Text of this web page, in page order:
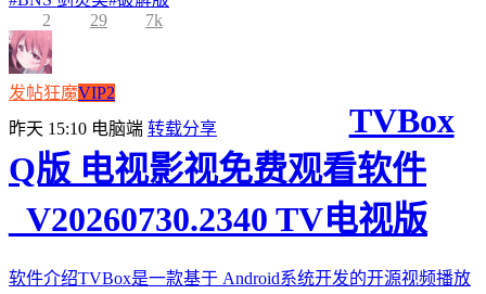
2
29 7k
发帖狂魔VIP2
昨天 15:10 电脑端 转载分享
TVBox
Q版 电视影视免费观看软件
_V20260730.2340 TV电视版
软件介绍TVBox是一款基于 Android系统开发的开源视频播放